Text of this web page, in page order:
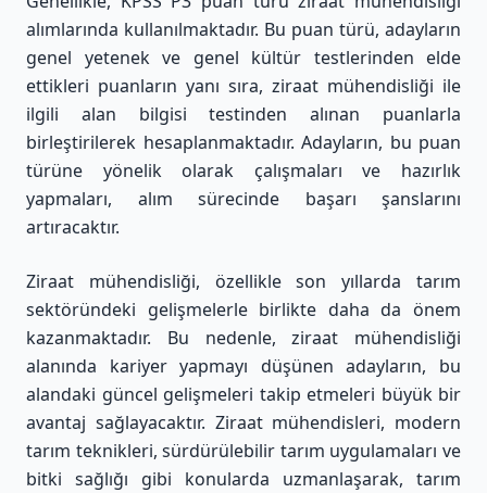
alımlarında kullanılmaktadır. Bu puan türü, adayların
genel yetenek ve genel kültür testlerinden elde
ettikleri puanların yanı sıra, ziraat mühendisliği ile
ilgili alan bilgisi testinden alınan puanlarla
birleştirilerek hesaplanmaktadır. Adayların, bu puan
türüne yönelik olarak çalışmaları ve hazırlık
yapmaları, alım sürecinde başarı şanslarını
artıracaktır.
Ziraat mühendisliği, özellikle son yıllarda tarım
sektöründeki gelişmelerle birlikte daha da önem
kazanmaktadır. Bu nedenle, ziraat mühendisliği
alanında kariyer yapmayı düşünen adayların, bu
alandaki güncel gelişmeleri takip etmeleri büyük bir
avantaj sağlayacaktır. Ziraat mühendisleri, modern
tarım teknikleri, sürdürülebilir tarım uygulamaları ve
bitki sağlığı gibi konularda uzmanlaşarak, tarım